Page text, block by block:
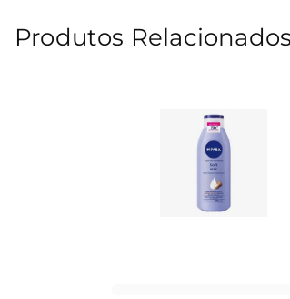
Produtos Relacionados